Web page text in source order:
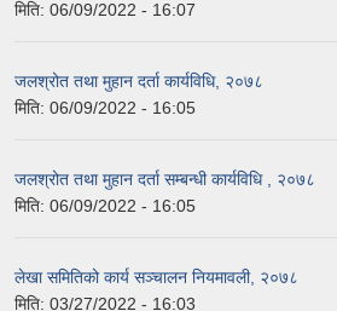
मिति: 06/09/2022 - 16:07
जलश्रोत तथा मुहान दर्ता कार्यविधि, २०७८
मिति: 06/09/2022 - 16:05
जलश्रोत तथा मुहान दर्ता सम्बन्धी कार्यविधि , २०७८
मिति: 06/09/2022 - 16:05
लेखा समितिको कार्य सञ्चालन नियमावली, २०७८
मिति: 03/27/2022 - 16:03